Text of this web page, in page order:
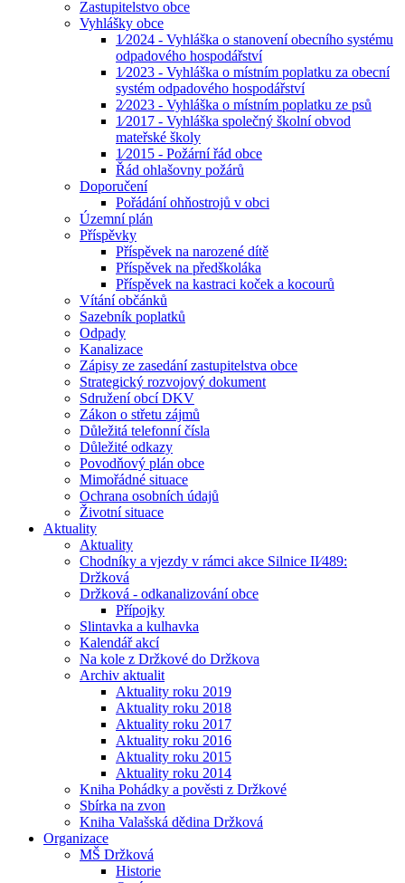
Zastupitelstvo obce
Vyhlášky obce
1⁄2024 - Vyhláška o stanovení obecního systému
odpadového hospodářství
1⁄2023 - Vyhláška o místním poplatku za obecní
systém odpadového hospodářství
2⁄2023 - Vyhláška o místním poplatku ze psů
1⁄2017 - Vyhláška společný školní obvod
mateřské školy
1⁄2015 - Požární řád obce
Řád ohlašovny požárů
Doporučení
Pořádání ohňostrojů v obci
Územní plán
Příspěvky
Příspěvek na narozené dítě
Příspěvek na předškoláka
Příspěvek na kastraci koček a kocourů
Vítání občánků
Sazebník poplatků
Odpady
Kanalizace
Zápisy ze zasedání zastupitelstva obce
Strategický rozvojový dokument
Sdružení obcí DKV
Zákon o střetu zájmů
Důležitá telefonní čísla
Důležité odkazy
Povodňový plán obce
Mimořádné situace
Ochrana osobních údajů
Životní situace
Aktuality
Aktuality
Chodníky a vjezdy v rámci akce Silnice II⁄489:
Držková
Držková - odkanalizování obce
Přípojky
Slintavka a kulhavka
Kalendář akcí
Na kole z Držkové do Držkova
Archiv aktualit
Aktuality roku 2019
Aktuality roku 2018
Aktuality roku 2017
Aktuality roku 2016
Aktuality roku 2015
Aktuality roku 2014
Kniha Pohádky a pověsti z Držkové
Sbírka na zvon
Kniha Valašská dědina Držková
Organizace
MŠ Držková
Historie